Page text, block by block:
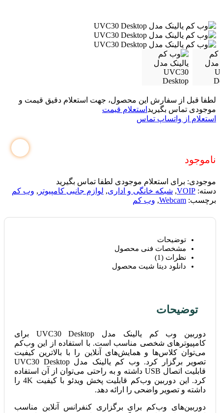
لطفا قبل از سفارش این محصول، جهت استعلام دقیق قیمت و
موجودی تماس بگیرید استعلام قیمت
استعلام از واتساپ تماس
ناموجود
موجودی: برای استعلام موجودی لطفا تماس بگیرید
دسته: VOIP
, شبکه خانگی و اداری, لوازم جانبی کامپیوتر , وب کم
برچسب: Webcam
, وب کم
توضیحات
مشخصات فنی محصول
نظرات (1)
دانلود دیتا شیت محصول
توضیحات
دوربین وب کم یالینک مدل UVC30 Desktop برای
کامپیوترهای شخصی مناسب است. با استفاده از این وب‌کم
می‌توان کلاس‌ها و همایش‌های آنلاین را با بالاترین کیفیت
تصویر برگزار کرد. وب کم یالینک مدل UVC30 Desktop
قابلیت اتصال USB داشته و به راحتی می‌توان از آن استفاده
کرد. این دوربین وب‌کم قابلیت پخش ویدئو با کیفیت 4K را
داشته و تصویر واضحی را ارائه دهد.
دوربین‌های وب‌کم برای برگزاری کنفرانس آنلاین مناسب